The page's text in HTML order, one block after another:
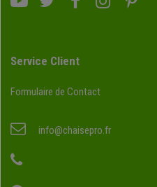
Service Client
Formulaire de Contact
info@chaisepro.fr